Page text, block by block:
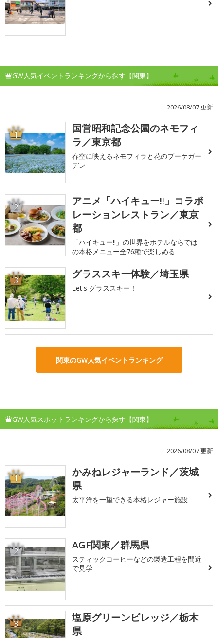
GW人気イベントランキングから探す【関東】
2026/08/07 更新
1
国営昭和記念公園のネモフィ
ラ／東京都
春空に映えるネモフィラと花のブーケガー
デン
2
アニメ「ハイキュー!!」コラボ
レーションレストラン／東京
都
「ハイキュー!!」の世界をホテルならでは
の本格メニュー全76種で楽しめる
3 グラススキー体験／埼玉県
Let's グラススキー！
関東のGW人気イベントランキング
GW人気スポットランキングから探す【関東】
2026/08/07 更新
1
かみねレジャーランド／茨城
県
太平洋を一望できる本格レジャー施設
2 AGF関東／群馬県
スティックコーヒーなどの製造工程を間近
で見学
3
塩原グリーンビレッジ／栃木
県